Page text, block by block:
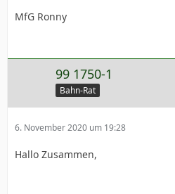
MfG Ronny
99 1750-1
Bahn-Rat
6. November 2020 um 19:28
Hallo Zusammen,